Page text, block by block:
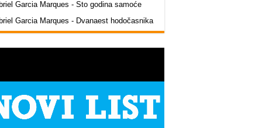
Garcia Marques - Sto godina samoće
Garcia Marques - Dvanaest hodočasnika